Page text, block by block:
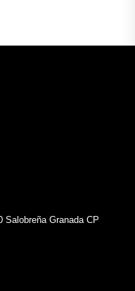
Salobreña Granada CP